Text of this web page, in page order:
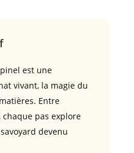
est une
vivant, la magie du
Entre
pas explore
devenu